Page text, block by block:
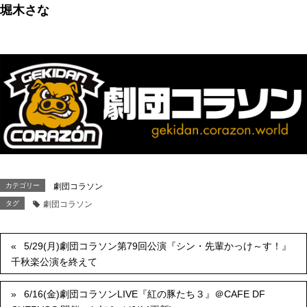
堀木さな
カテゴリー 劇団コラソン
タグ 劇団コラソン
5/29(月)劇団コラソン第79回公演『シン・先輩かっけ～す！』
千秋楽公演を終えて
6/16(金)劇団コラソンLIVE『紅の豚たち３』＠CAFE DF